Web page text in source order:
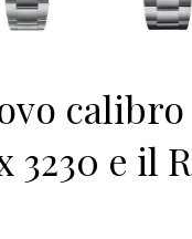
calibro
3230 e il